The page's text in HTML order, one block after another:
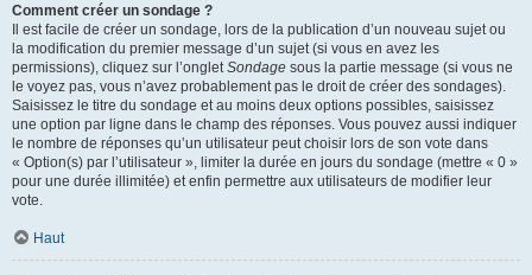
Comment créer un sondage ?
Il est facile de créer un sondage, lors de la publication d’un nouveau sujet ou
la modification du premier message d’un sujet (si vous en avez les
permissions), cliquez sur l’ongletSondage sous la partie message (si vous ne
le voyez pas, vous n’avez probablement pas le droit de créer des sondages).
Saisissez le titre du sondage et au moins deux options possibles, saisissez
une option par ligne dans le champ des réponses. Vous pouvez aussi indiquer
le nombre de réponses qu’un utilisateur peut choisir lors de son vote dans
« Option(s) par l’utilisateur », limiter la durée en jours du sondage (mettre « 0 »
pour une durée illimitée) et enfin permettre aux utilisateurs de modifier leur
vote.
Haut